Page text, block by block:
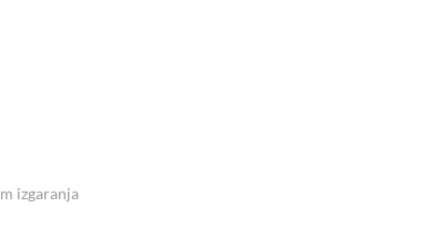
izgaranja